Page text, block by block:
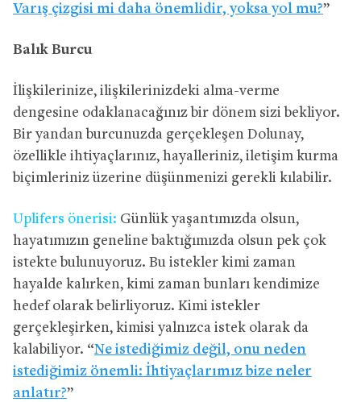
Varış çizgisi mi daha önemlidir, yoksa yol mu?”
Balık Burcu
İlişkilerinize, ilişkilerinizdeki alma-verme
dengesine odaklanacağınız bir dönem sizi bekliyor.
Bir yandan burcunuzda gerçekleşen Dolunay,
özellikle ihtiyaçlarınız, hayalleriniz, iletişim kurma
biçimleriniz üzerine düşünmenizi gerekli kılabilir.
Uplifers önerisi: Günlük yaşantımızda olsun,
hayatımızın geneline baktığımızda olsun pek çok
istekte bulunuyoruz. Bu istekler kimi zaman
hayalde kalırken, kimi zaman bunları kendimize
hedef olarak belirliyoruz. Kimi istekler
gerçekleşirken, kimisi yalnızca istek olarak da
kalabiliyor. “Ne istediğimiz değil, onu neden
istediğimiz önemli: İhtiyaçlarımız bize neler
anlatır?”